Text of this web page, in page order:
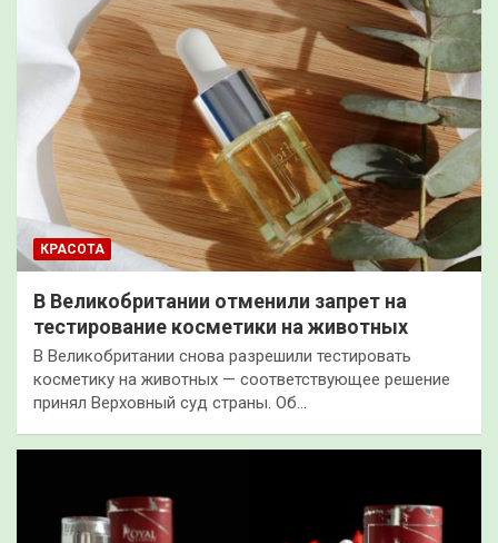
КРАСОТА
В Великобритании отменили запрет на
тестирование косметики на животных
В Великобритании снова разрешили тестировать
косметику на животных — соответствующее решение
принял Верховный суд страны. Об…